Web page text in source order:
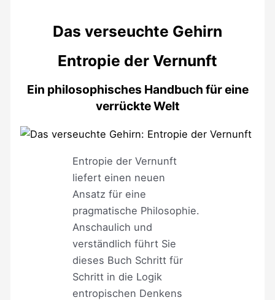
Das verseuchte Gehirn
Entropie der Vernunft
Ein philosophisches Handbuch für eine
verrückte Welt
Entropie der Vernunft
liefert einen neuen
Ansatz für eine
pragmatische Philosophie.
Anschaulich und
verständlich führt Sie
dieses Buch Schritt für
Schritt in die Logik
entropischen Denkens